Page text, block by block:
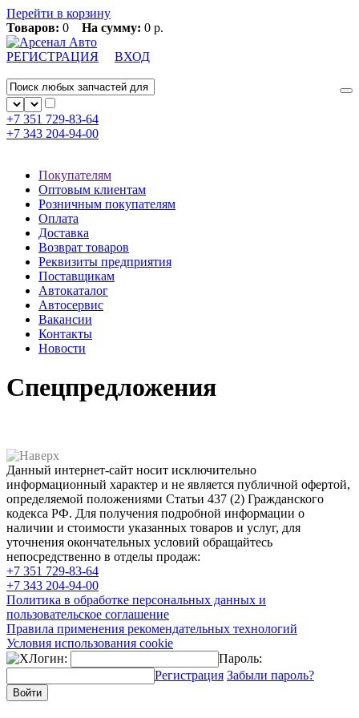
Перейти в корзину
Товаров: 0 На сумму: 0 р.
РЕГИСТРАЦИЯ ВХОД
+7 351 729-83-64
+7 343 204-94-00
Покупателям
Оптовым клиентам
Розничным покупателям
Оплата
Доставка
Возврат товаров
Реквизиты предприятия
Поставщикам
Автокаталог
Автосервис
Вакансии
Контакты
Новости
Спецпредложения
Данный интернет-сайт носит исключительно
информационный характер и не является публичной офертой,
определяемой положениями Статьи 437 (2) Гражданского
кодекса РФ. Для получения подробной информации о
наличии и стоимости указанных товаров и услуг, для
уточнения окончательных условий обращайтесь
непосредственно в отделы продаж:
+7 351 729-83-64
+7 343 204-94-00
Политика в обработке персональных данных и
пользовательское соглашение
Правила применения рекомендательных технологий
Условия использования cookie
Логин:
Пароль:
Регистрация Забыли пароль?